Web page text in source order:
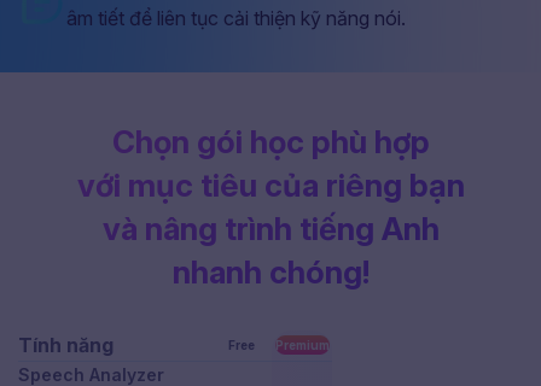
âm tiết để liên tục cải thiện kỹ năng nói.
Chọn gói học phù hợp
với mục tiêu của riêng bạn
và nâng trình tiếng Anh
nhanh chóng!
Tính năng Free Premium
Speech Analyzer